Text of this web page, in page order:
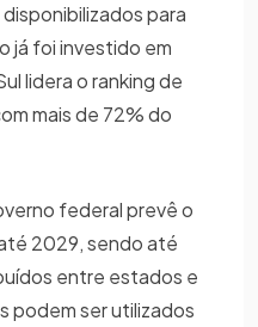
para
já foi investido em
lidera o ranking de
mais de 72% do
federal prevê o
2029, sendo até
entre estados e
podem ser utilizados